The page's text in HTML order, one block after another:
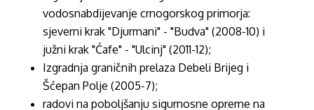
vodosnabdijevanje crnogorskog primorja:
sjeverni krak "Djurmani" - "Budva" (2008-10) i
južni krak "Ćafe" - "Ulcinj" (2011-12);
Izgradnja graničnih prelaza Debeli Brijeg i
Šćepan Polje (2005-7);
radovi na poboljšanju sigurnosne opreme na